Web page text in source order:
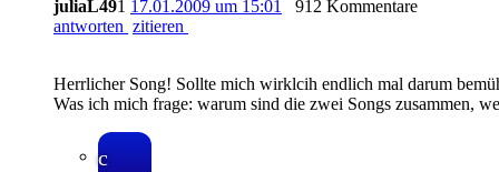
juliaL491 17.01.2009 um 15:01
912 Kommentare
antworten zitieren
Herrlicher Song! Sollte mich wirklcih endlich mal darum
Was ich mich frage: warum sind die zwei Songs zusammen,
c